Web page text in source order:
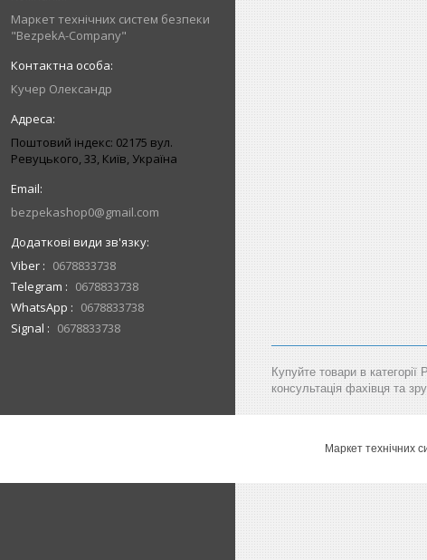
Маркет технічних систем безпеки
"BezpekA-Company"
Кучер Олександр
Поштовий індекс: 02175 вул.
Ревуцького, 33, Київ, Україна
bezpekashop0@gmail.com
Viber
0678833738
Telegram
0678833738
WhatsApp
0678833738
Signal
0678833738
Купуйте товари в
консультація фахівця та